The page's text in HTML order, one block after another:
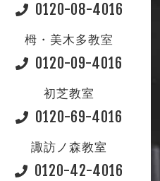
0120-08-4016
栂・美木多教室
0120-09-4016
初芝教室
0120-69-4016
諏訪ノ森教室
0120-42-4016